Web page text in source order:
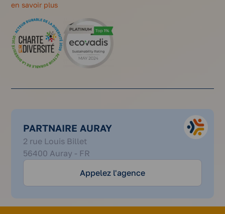
en savoir plus
PARTNAIRE AURAY
2 rue Louis Billet
56400 Auray - FR
56
68
50
Appelez l'agence